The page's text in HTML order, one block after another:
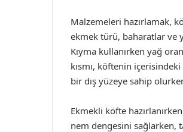
Malzemeleri hazırlamak,
ekmek türü, baharatlar ve
Kıyma kullanırken yağ
kısmı, köftenin
bir dış yüzeye sahip
Ekmekli köfte
nem dengesini sağlarken,